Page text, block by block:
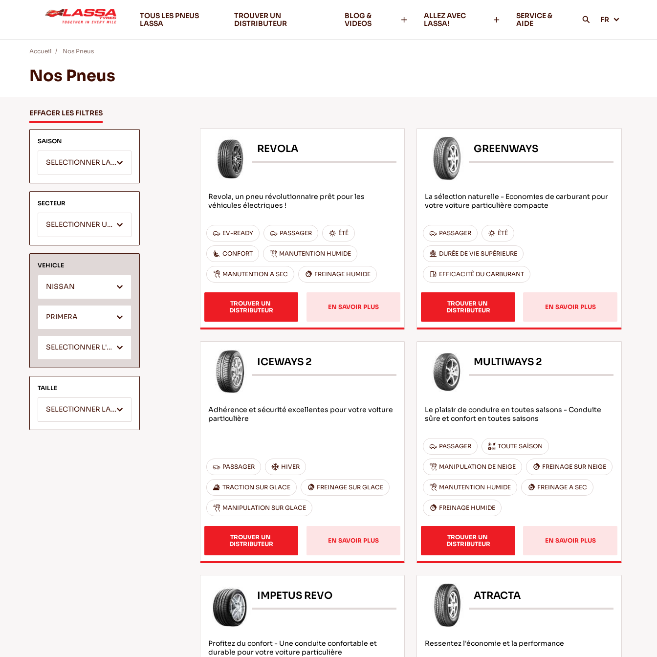
TOUS LES PNEUS
LASSA
TROUVER UN
DISTRIBUTEUR
BLOG &
VIDEOS
ALLEZ AVEC
LASSA!
SERVICE &
AIDE
FR
Accueil Nos Pneus
Nos Pneus
EFFACER LES FILTRES
SAISON
SELECTIONNER LA SAISON
SECTEUR
SELECTIONNER UN SEGMENT
VEHICLE
NISSAN
PRIMERA
SELECTIONNER L'ANNEE
TAILLE
SELECTIONNER LA LARGEUR
REVOLA
Revola, un pneu révolutionnaire prêt pour les
véhicules électriques !
EV-READY PASSAGER ÊTÊ
CONFORT MANUTENTION HUMIDE
MANUTENTION A SEC FREINAGE HUMIDE
TROUVER UN
DISTRIBUTEUR
EN SAVOIR PLUS
GREENWAYS
La sélection naturelle - Economies de carburant pour
votre voiture particulière compacte
PASSAGER ÊTÊ
DURÊE DE VIE SUPÊRIEURE
EFFICACITÊ DU CARBURANT
TROUVER UN
DISTRIBUTEUR
EN SAVOIR PLUS
ICEWAYS 2
Adhérence et sécurité excellentes pour votre voiture
particulière
PASSAGER HIVER
TRACTION SUR GLACE FREINAGE SUR GLACE
MANIPULATION SUR GLACE
TROUVER UN
DISTRIBUTEUR
EN SAVOIR PLUS
MULTIWAYS 2
Le plaisir de conduire en toutes saisons - Conduite
sûre et confort en toutes saisons
PASSAGER TOUTE SAİSON
MANIPULATION DE NEIGE FREINAGE SUR NEIGE
MANUTENTION HUMIDE FREINAGE A SEC
FREINAGE HUMIDE
TROUVER UN
DISTRIBUTEUR
EN SAVOIR PLUS
IMPETUS REVO
Profitez du confort - Une conduite confortable et
durable pour votre voiture particulière
ATRACTA
Ressentez l'économie et la performance